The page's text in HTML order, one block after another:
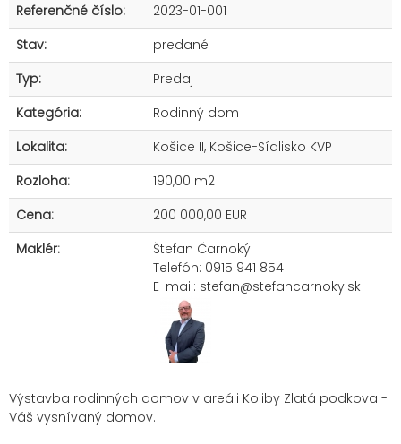
Referenčné číslo:
2023-01-001
Stav:
predané
Typ:
Predaj
Kategória:
Rodinný dom
Lokalita:
Košice II, Košice-Sídlisko KVP
Rozloha:
190,00 m2
Cena:
200 000,00 EUR
Maklér:
Štefan Čarnoký
Telefón: 0915 941 854
E-mail: stefan@stefancarnoky.sk
Výstavba rodinných domov v areáli Koliby Zlatá podkova -
Váš vysnívaný domov.